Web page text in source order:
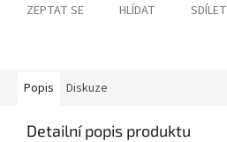
ZEPTAT SE HLÍDAT SDÍLET
Popis Diskuze
Detailní popis produktu